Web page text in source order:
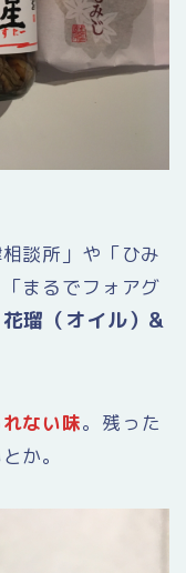
談所」や「ひみ
まるでフォアグ
花瑠（オイル）&
ない味。残った
か。